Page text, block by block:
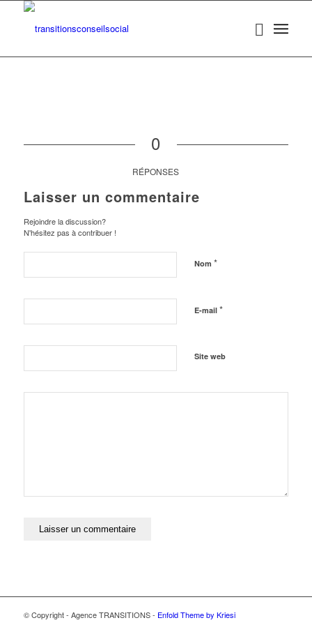
0
RÉPONSES
Laisser un commentaire
Rejoindre la discussion?
N'hésitez pas à contribuer !
Nom *
E-mail *
Site web
© Copyright - Agence TRANSITIONS - Enfold Theme by Kriesi